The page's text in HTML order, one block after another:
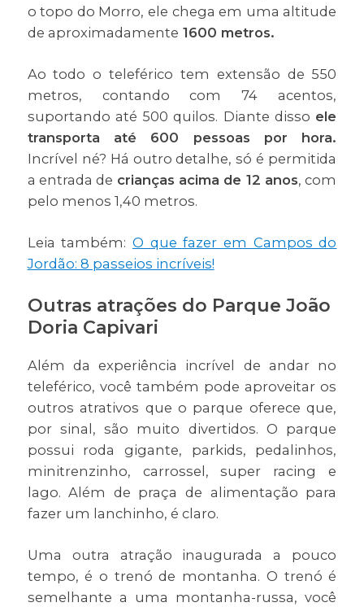
o topo do Morro, ele chega em uma altitude
de aproximadamente 1600 metros.
Ao todo o teleférico tem extensão de 550
metros, contando com 74 acentos,
suportando até 500 quilos. Diante disso ele
transporta até 600 pessoas por hora.
Incrível né? Há outro detalhe, só é permitida
a entrada de crianças acima de 12 anos, com
pelo menos 1,40 metros.
Leia também: O que fazer em Campos do
Jordão: 8 passeios incríveis!
Outras atrações do Parque João
Doria Capivari
Além da experiência incrível de andar no
teleférico, você também pode aproveitar os
outros atrativos que o parque oferece que,
por sinal, são muito divertidos. O parque
possui roda gigante, parkids, pedalinhos,
minitrenzinho, carrossel, super racing e
lago. Além de praça de alimentação para
fazer um lanchinho, é claro.
Uma outra atração inaugurada a pouco
tempo, é o trenó de montanha. O trenó é
semelhante a uma montanha-russa, você